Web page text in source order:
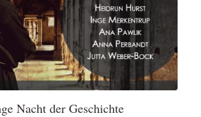
Nacht der Geschichte